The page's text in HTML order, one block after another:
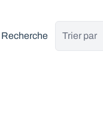
Recherche Trier par